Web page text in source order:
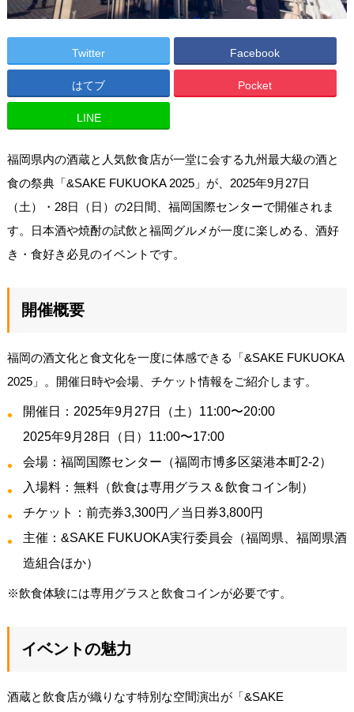
Twitter Facebook
はてブ Pocket
LINE
福岡県内の酒蔵と人気飲食店が一堂に会する九州最大級の酒と
食の祭典「&SAKE FUKUOKA 2025」が、2025年9月27日
（土）・28日（日）の2日間、福岡国際センターで開催されま
す。日本酒や焼酎の試飲と福岡グルメが一度に楽しめる、酒好
き・食好き必見のイベントです。
開催概要
福岡の酒文化と食文化を一度に体感できる「&SAKE FUKUOKA
2025」。開催日時や会場、チケット情報をご紹介します。
開催日：2025年9月27日（土）11:00〜20:00
2025年9月28日（日）11:00〜17:00
会場：福岡国際センター（福岡市博多区築港本町2-2）
入場料：無料（飲食は専用グラス＆飲食コイン制）
チケット：前売券3,300円／当日券3,800円
主催：&SAKE FUKUOKA実行委員会（福岡県、福岡県酒
造組合ほか）
※飲食体験には専用グラスと飲食コインが必要です。
イベントの魅力
酒蔵と飲食店が織りなす特別な空間演出が「&SAKE